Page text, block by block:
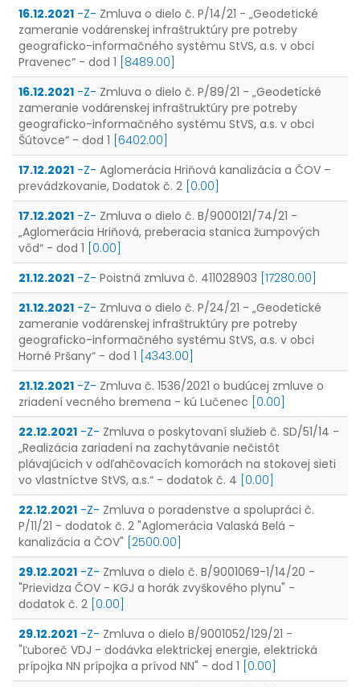
16.12.2021 -Z- Zmluva o dielo č. P/14/21 - „Geodetické
zameranie vodárenskej infraštruktúry pre potreby
geograficko-informačného systému StVS, a.s. v obci
Pravenec“ - dod 1 [8489.00]
16.12.2021 -Z- Zmluva o dielo č. P/89/21 - „Geodetické
zameranie vodárenskej infraštruktúry pre potreby
geograficko-informačného systému StVS, a.s. v obci
Šútovce“ - dod 1 [6402.00]
17.12.2021 -Z- Aglomerácia Hriňová kanalizácia a ČOV –
prevádzkovanie, Dodatok č. 2 [0.00]
17.12.2021 -Z- Zmluva o dielo č. B/9000121/74/21 -
„Aglomerácia Hriňová, preberacia stanica žumpových
vôd“ - dod 1 [0.00]
21.12.2021 -Z- Poistná zmluva č. 411028903 [17280.00]
21.12.2021 -Z- Zmluva o dielo č. P/24/21 - „Geodetické
zameranie vodárenskej infraštruktúry pre potreby
geograficko-informačného systému StVS, a.s. v obci
Horné Pršany“ - dod 1 [4343.00]
21.12.2021 -Z- Zmluva č. 1536/2021 o budúcej zmluve o
zriadení vecného bremena - kú Lučenec [0.00]
22.12.2021 -Z- Zmluva o poskytovaní služieb č. SD/51/14 -
„Realizácia zariadení na zachytávanie nečistôt
plávajúcich v odľahčovacích komorách na stokovej sieti
vo vlastníctve StVS, a.s.“ - dodatok č. 4 [0.00]
22.12.2021 -Z- Zmluva o poradenstve a spolupráci č.
P/11/21 - dodatok č. 2 "Aglomerácia Valaská Belá -
kanalizácia a ČOV" [2500.00]
29.12.2021 -Z- Zmluva o dielo č. B/9001069-1/14/20 -
"Prievidza ČOV - KGJ a horák zvyškového plynu" -
dodatok č. 2 [0.00]
29.12.2021 -Z- Zmluva o dielo B/9001052/129/21 -
"Ľuboreč VDJ - dodávka elektrickej energie, elektrická
prípojka NN prípojka a prívod NN" - dod 1 [0.00]